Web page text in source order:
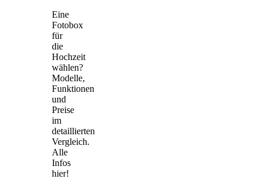
Eine
Fotobox
für
die
Hochzeit
wählen?
Modelle,
Funktionen
und
Preise
im
detaillierten
Vergleich.
Alle
Infos
hier!